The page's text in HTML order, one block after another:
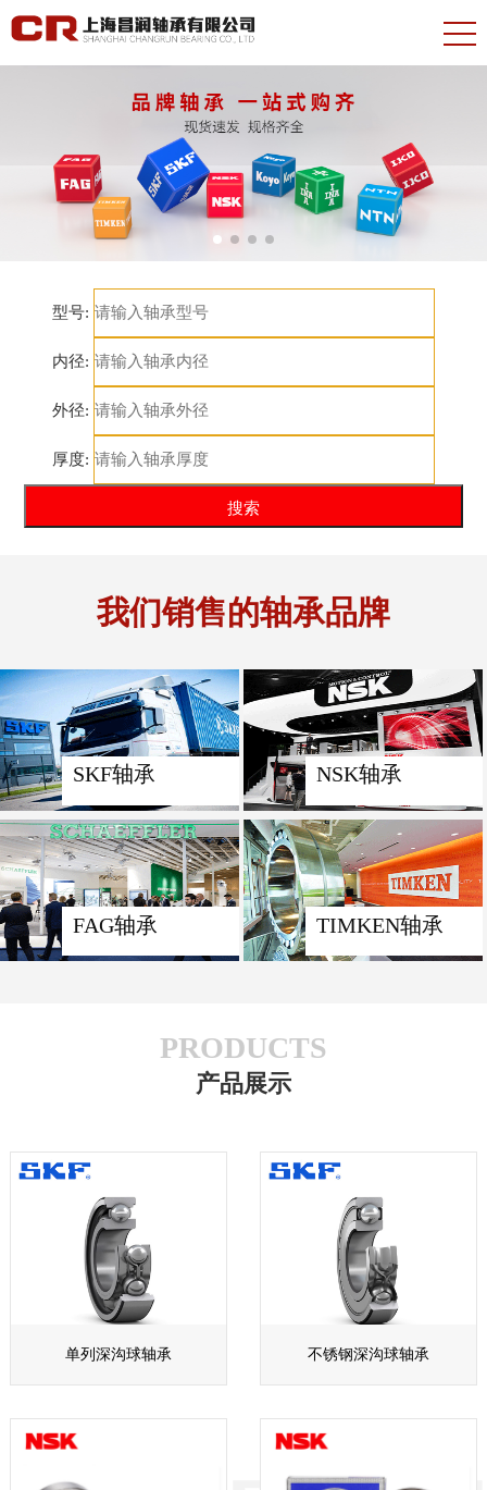
型号:
内径:
外径:
厚度:
我们销售的轴承品牌
SKF轴承 NSK轴承
FAG轴承 TIMKEN轴承
PRODUCTS
产品展示
单列深沟球轴承 不锈钢深沟球轴承